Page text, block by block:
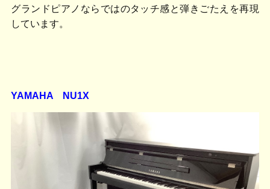
グランドピアノならではのタッチ感と弾きごたえを再現
しています。
YAMAHA NU1X